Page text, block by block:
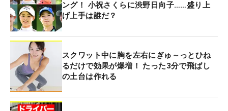
ング！ 小祝さくらに渋野日向子……盛り上
げ上手は誰だ？
スクワット中に胸を左右にぎゅ～っとひね
るだけで効果が爆増！ たった3分で飛ばし
の土台は作れる